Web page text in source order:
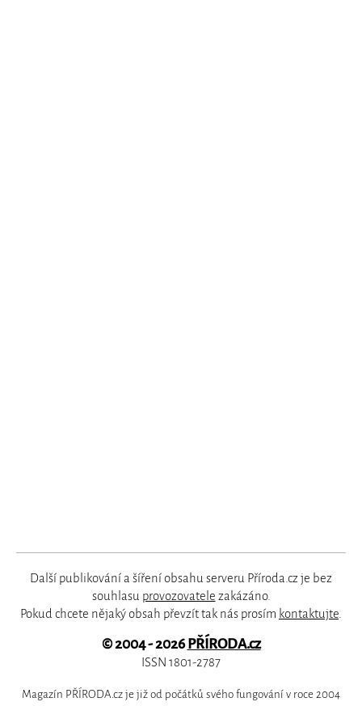
Další publikování a šíření obsahu serveru Příroda.cz je bez
souhlasu provozovatele zakázáno.
Pokud chcete nějaký obsah převzít tak nás prosím kontaktujte
© 2004 - 2026PŘÍRODA.cz
ISSN 1801-2787
Magazín PŘÍRODA.cz je již od počátků svého fungování v roce 2004